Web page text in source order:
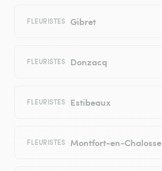
FLEURISTES Gibret
FLEURISTES Donzacq
FLEURISTES Estibeaux
FLEURISTES Montfort-en-Chalosse